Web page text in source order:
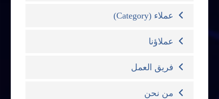
عملاء (Category)
عملاؤنا
فريق العمل
من نحن